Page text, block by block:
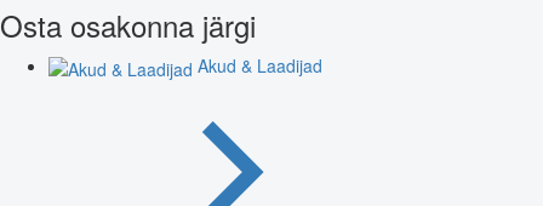
Osta osakonna järgi
Akud & Laadijad